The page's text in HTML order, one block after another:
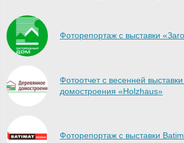
Фоторепортаж с выставки
Фотоотчет с весенней
домостроения «Holzhaus»
Фоторепортаж с выставки